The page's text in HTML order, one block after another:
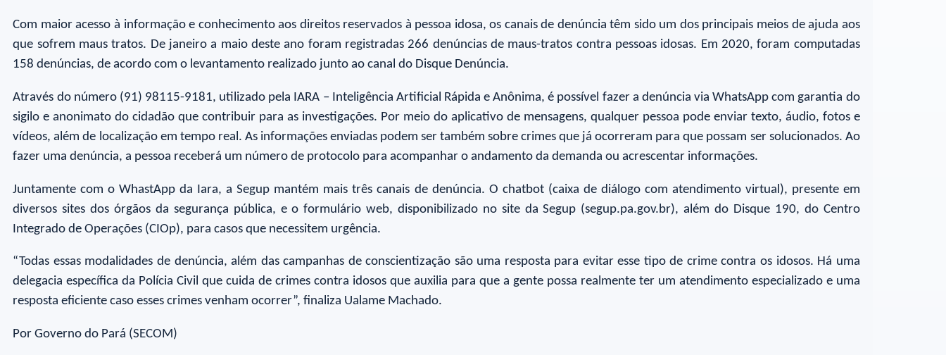
Com maior acesso à informação e conhecimento aos direitos reservados à pessoa idosa, os canais de denúncia têm sido um dos principais meios de ajuda aos
que sofrem maus tratos. De janeiro a maio deste ano foram registradas 266 denúncias de maus-tratos contra pessoas idosas. Em 2020, foram computadas
158 denúncias, de acordo com o levantamento realizado junto ao canal do Disque Denúncia.
Através do número (91) 98115-9181, utilizado pela IARA – Inteligência Artificial Rápida e Anônima, é possível fazer a denúncia via WhatsApp com garantia do
sigilo e anonimato do cidadão que contribuir para as investigações. Por meio do aplicativo de mensagens, qualquer pessoa pode enviar texto, áudio, fotos e
vídeos, além de localização em tempo real. As informações enviadas podem ser também sobre crimes que já ocorreram para que possam ser solucionados. Ao
fazer uma denúncia, a pessoa receberá um número de protocolo para acompanhar o andamento da demanda ou acrescentar informações.
Juntamente com o WhastApp da Iara, a Segup mantém mais três canais de denúncia. O chatbot (caixa de diálogo com atendimento virtual), presente em
diversos sites dos órgãos da segurança pública, e o formulário web, disponibilizado no site da Segup (segup.pa.gov.br), além do Disque 190, do Centro
Integrado de Operações (CIOp), para casos que necessitem urgência.
“Todas essas modalidades de denúncia, além das campanhas de conscientização são uma resposta para evitar esse tipo de crime contra os idosos. Há uma
delegacia específica da Polícia Civil que cuida de crimes contra idosos que auxilia para que a gente possa realmente ter um atendimento especializado e uma
resposta eficiente caso esses crimes venham ocorrer”, finaliza Ualame Machado.
Por Governo do Pará (SECOM)